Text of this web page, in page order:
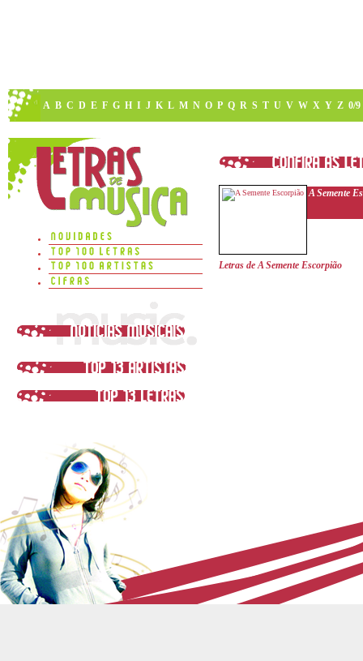
A B C D E F G H I J K L M N O P Q R S T U V W X Y Z 0/9
A Semente
Letras de A Semente Escorpião